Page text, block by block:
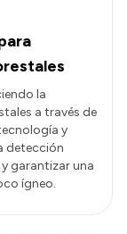
la
a través de
y
detección
garantizar una
ígneo.